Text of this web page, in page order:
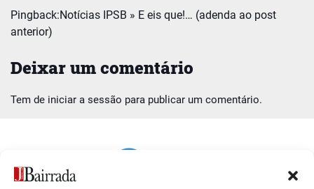
Pingback:Notícias IPSB » E eis que!… (adenda ao post
anterior)
Deixar um comentário
Tem de iniciar a sessão para publicar um comentário.